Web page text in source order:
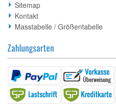
Sitemap
Kontakt
Masstabelle / Größentabelle
Zahlungsarten